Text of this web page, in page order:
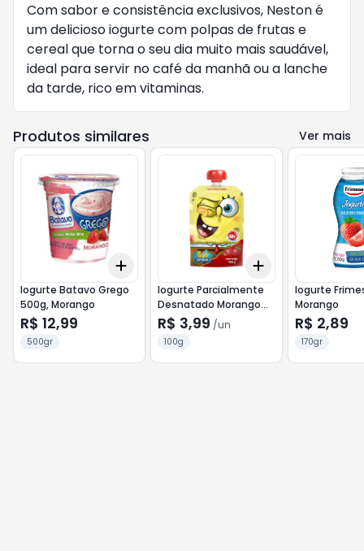
Com sabor e consistência exclusivos, Neston é
um delicioso iogurte com polpas de frutas e
cereal que torna o seu dia muito mais saudável,
ideal para servir no café da manhã ou a lanche
da tarde, rico em vitaminas.
Produtos similares Ver mais
+10
Add
Iogurte Batavo Grego
500g, Morango
R$ 12,99
500gr
10
Add
Iogurte Parcialmente
Desnatado Morango
Bob Esponja Elegê
Squeeze 100g
R$ 3,99 /un
100g
Iogurte
Morango
R$ 2,89
170gr